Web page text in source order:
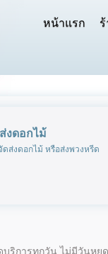
หน้าแรก
งดอกไม้
ส่งดอกไม้ หรือส่งพวงหรีด
บริการทุกวัน ไม่มีวันหยุ